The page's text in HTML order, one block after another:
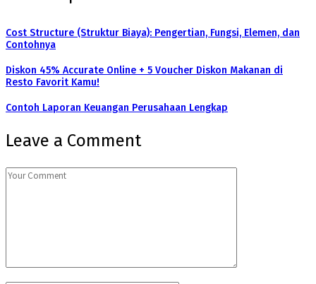
Cost Structure (Struktur Biaya): Pengertian, Fungsi, Elemen, dan
Contohnya
Diskon 45% Accurate Online + 5 Voucher Diskon Makanan di
Resto Favorit Kamu!
Contoh Laporan Keuangan Perusahaan Lengkap
Leave a Comment